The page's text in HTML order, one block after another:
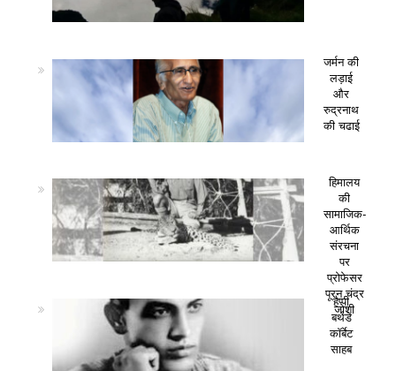
जर्मन की
लड़ाई
और
रुद्रनाथ
की चढाई
हिमालय
की
सामाजिक-
आर्थिक
संरचना
पर
प्रोफेसर
पूरन चंद्र
जोशी
हैप्पी
बर्थडे
कॉर्बेट
साहब